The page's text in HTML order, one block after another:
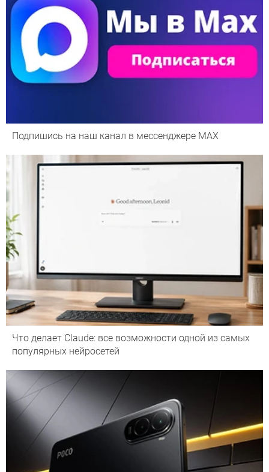
Подпишись на наш канал в мессенджере МАХ
Что делает Сlaude: все возможности одной из самых
популярных нейросетей